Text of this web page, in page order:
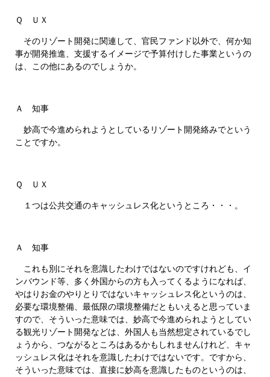
Ｑ ＵＸ
そのリゾート開発に関連して、官民ファンド以外で、何か知
事が開発推進、支援するイメージで予算付けした事業というの
は、この他にあるのでしょうか。
Ａ 知事
妙高で今進められようとしているリゾート開発絡みでという
ことですか。
Ｑ ＵＸ
１つは公共交通のキャッシュレス化というところ・・・。
Ａ 知事
これも別にそれを意識したわけではないのですけれども、イ
ンバウンド等、多く外国からの方も入ってくるようになれば、
やはりお金のやりとりではないキャッシュレス化というのは、
必要な環境整備、最低限の環境整備だともいえると思っていま
すので、そういった意味では、妙高で今進められようとしてい
る観光リゾート開発などは、外国人も当然想定されているでし
ょうから、つながるところはあるかもしれませんけれど、キャ
ッシュレス化はそれを意識したわけではないです。ですから、
そういった意味では、直接に妙高を意識したものというのは、